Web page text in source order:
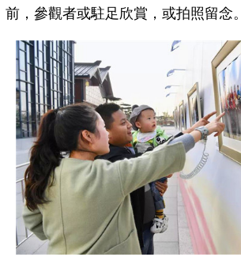
前，參觀者或駐足欣賞，或拍照留念。